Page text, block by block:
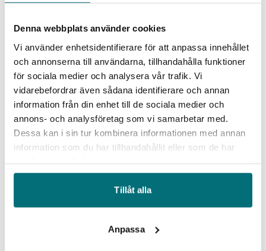
Denna webbplats använder cookies
Vi använder enhetsidentifierare för att anpassa innehållet
och annonserna till användarna, tillhandahålla funktioner
för sociala medier och analysera vår trafik. Vi
vidarebefordrar även sådana identifierare och annan
information från din enhet till de sociala medier och
annons- och analysföretag som vi samarbetar med.
Dessa kan i sin tur kombinera informationen med annan
information som du har tillhandahållit eller som de har
Tillåt alla
Anpassa
Christine Harde
Industricoach
christine.harde@iucsyd.se
0733-50 30 11
Hem Event